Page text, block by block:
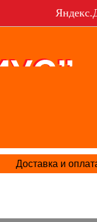
Доставка и